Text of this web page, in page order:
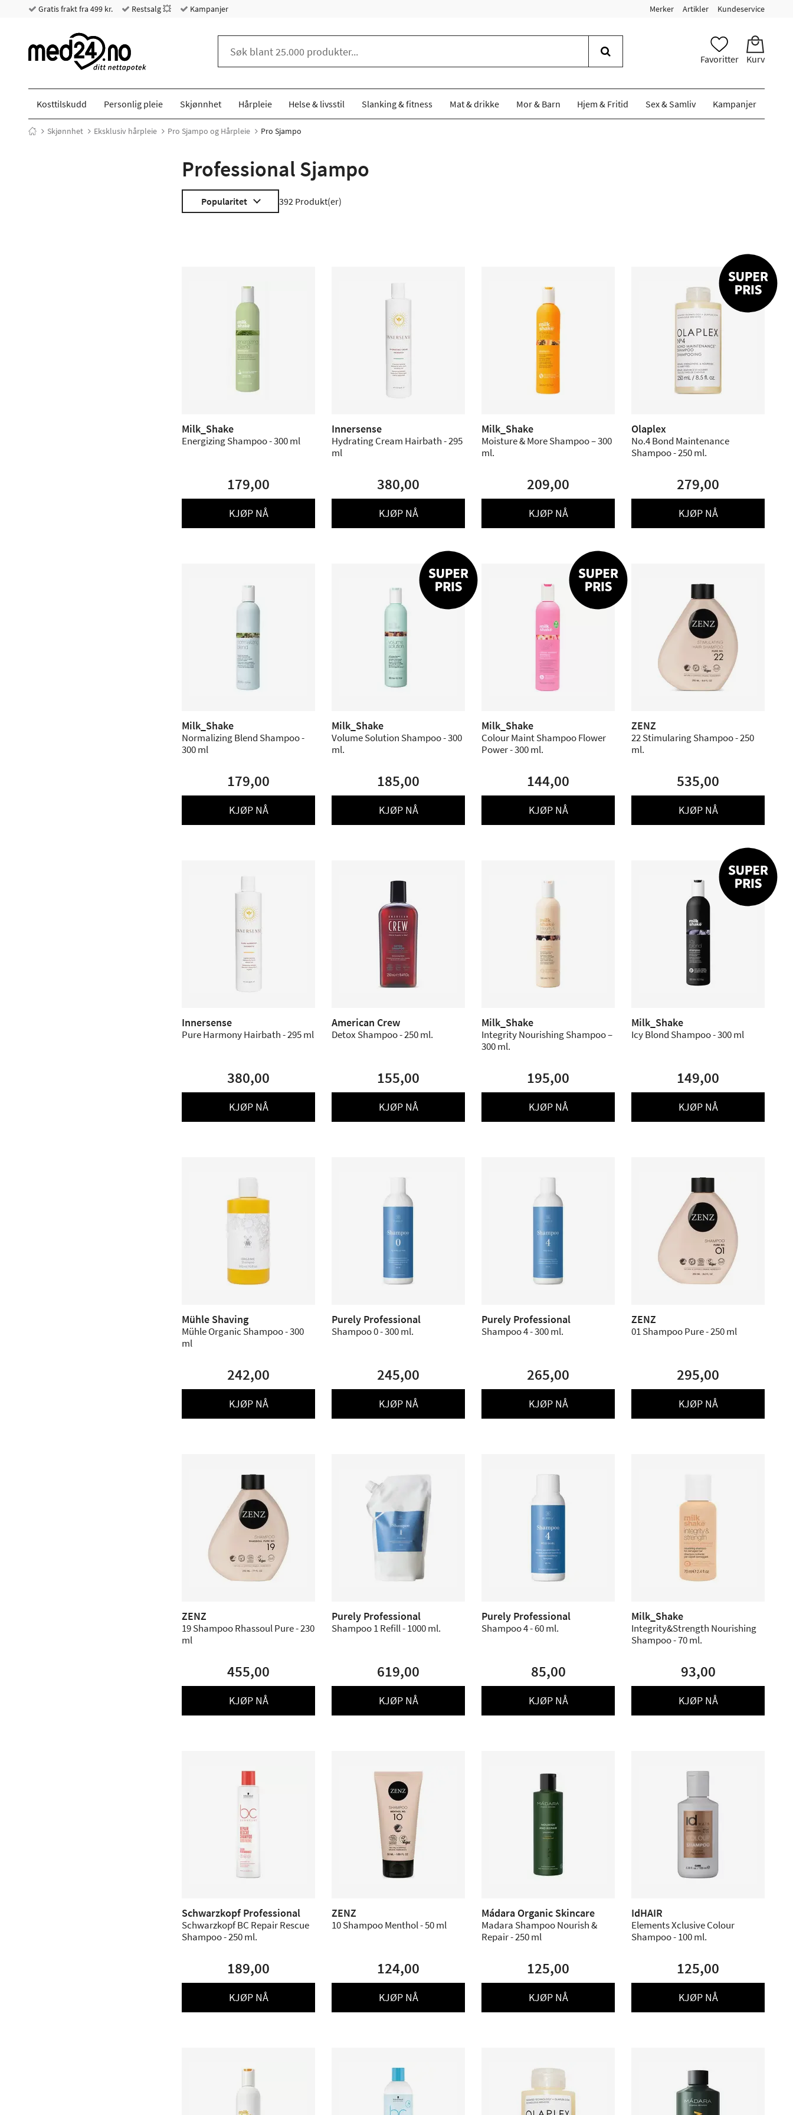
Gratis frakt fra 499 kr. Restsalg 💥 Kampanjer Merker Artikler Kundeservice
Favoritter Kurv
Kosttilskudd Personlig pleie Skjønnhet Hårpleie Helse & livsstil Slanking & fitness Mat & drikke Mor & Barn Hjem & Fritid Sex & Samliv Kampanjer
Skjønnhet Eksklusiv hårpleie Pro Sjampo og Hårpleie Pro Sjampo
Professional Sjampo
Popularitet 392 Produkt(er)
Milk_Shake
Energizing Shampoo - 300 ml
179,00
KJØP NÅ
Innersense
Hydrating Cream Hairbath - 295
ml
380,00
KJØP NÅ
Milk_Shake
Moisture & More Shampoo – 300
ml.
209,00
KJØP NÅ
Olaplex
No.4 Bond Maintenance
Shampoo - 250 ml.
279,00
KJØP NÅ
Milk_Shake
Normalizing Blend Shampoo -
300 ml
179,00
KJØP NÅ
Milk_Shake
Volume Solution Shampoo - 300
ml.
185,00
KJØP NÅ
Milk_Shake
Colour Maint Shampoo Flower
Power - 300 ml.
144,00
KJØP NÅ
ZENZ
22 Stimularing Shampoo - 250
ml.
535,00
KJØP NÅ
Innersense
Pure Harmony Hairbath - 295 ml
380,00
KJØP NÅ
American Crew
Detox Shampoo - 250 ml.
155,00
KJØP NÅ
Milk_Shake
Integrity Nourishing Shampoo –
300 ml.
195,00
KJØP NÅ
Milk_Shake
Icy Blond Shampoo - 300 ml
149,00
KJØP NÅ
Mühle Shaving
Mühle Organic Shampoo - 300
ml
242,00
KJØP NÅ
Purely Professional
Shampoo 0 - 300 ml.
245,00
KJØP NÅ
Purely Professional
Shampoo 4 - 300 ml.
265,00
KJØP NÅ
ZENZ
01 Shampoo Pure - 250 ml
295,00
KJØP NÅ
ZENZ
19 Shampoo Rhassoul Pure - 230
ml
455,00
KJØP NÅ
Purely Professional
Shampoo 1 Refill - 1000 ml.
619,00
KJØP NÅ
Purely Professional
Shampoo 4 - 60 ml.
85,00
KJØP NÅ
Milk_Shake
Integrity&Strength Nourishing
Shampoo - 70 ml.
93,00
KJØP NÅ
Schwarzkopf Professional
Schwarzkopf BC Repair Rescue
Shampoo - 250 ml.
189,00
KJØP NÅ
ZENZ
10 Shampoo Menthol - 50 ml
124,00
KJØP NÅ
Mádara Organic Skincare
Madara Shampoo Nourish &
Repair - 250 ml
125,00
KJØP NÅ
IdHAIR
Elements Xclusive Colour
Shampoo - 100 ml.
125,00
KJØP NÅ